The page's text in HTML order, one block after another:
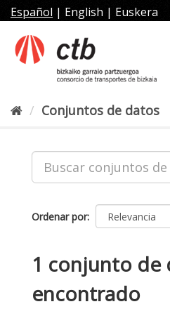
al
contenido
Español | English | Euskera
Conjuntos de datos
Ordenar por
1 conjunto de
encontrado